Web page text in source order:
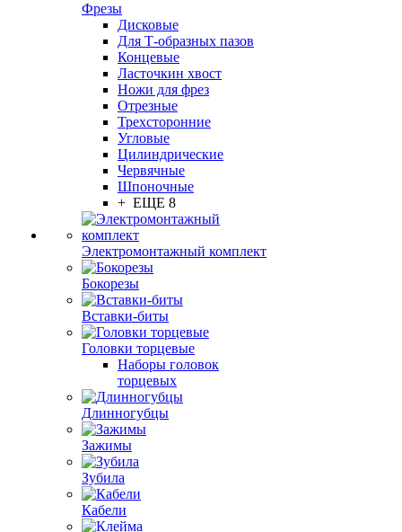
Фрезы
Дисковые
Для Т-образных пазов
Концевые
Ласточкин хвост
Ножи для фрез
Отрезные
Трехсторонние
Угловые
Цилиндрические
Червячные
Шпоночные
+ ЕЩЕ 8
Электромонтажный комплект
Бокорезы
Вставки-биты
Головки торцевые
Наборы головок
торцевых
Длинногубцы
Зажимы
Зубила
Кабели